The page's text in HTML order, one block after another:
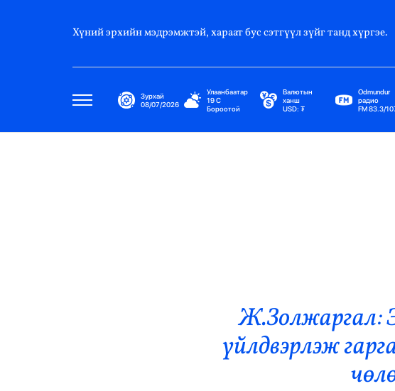
Хүний эрхийн мэдрэмжтэй, хараат бус сэтгүүл зүйг танд хүргэе.
Зурхай
08/07/2026
Улаанбаатар
19C
Бороотой
Валютын
ханш
USD: ₮
Odmundur
радио
FM 83.3/
Орон Нутаг
Ж.Золжаргал:
үйлдвэрлэж